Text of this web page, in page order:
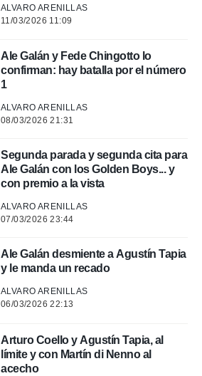
ALVARO ARENILLAS
11/03/2026 11:09
Ale Galán y Fede Chingotto lo
confirman: hay batalla por el número
1
ALVARO ARENILLAS
08/03/2026 21:31
Segunda parada y segunda cita para
Ale Galán con los Golden Boys... y
con premio a la vista
ALVARO ARENILLAS
07/03/2026 23:44
Ale Galán desmiente a Agustín Tapia
y le manda un recado
ALVARO ARENILLAS
06/03/2026 22:13
Arturo Coello y Agustín Tapia, al
límite y con Martín di Nenno al
acecho